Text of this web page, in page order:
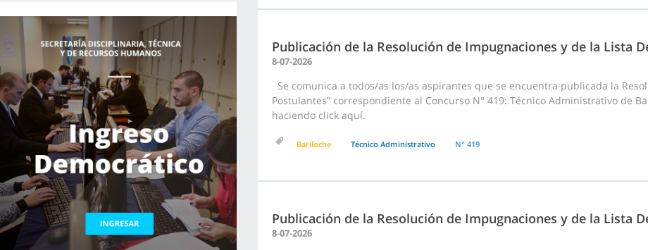
Publicación de la Resolución de Impugnaciones y de la Lista
8-07-2026
Se comunica a todos/as los/as aspirantes que se encuentra publicada la
Postulantes” correspondiente al Concurso N° 419: Técnico Administrativo de
haciendo click aquí.
Bariloche Técnico Administrativo N° 419
Publicación de la Resolución de Impugnaciones y de la Lista
8-07-2026